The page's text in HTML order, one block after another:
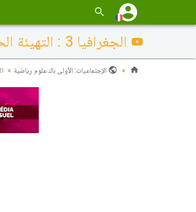
الجغرافيا 3 : التهيئة الحضرية والريفية – أزمة المدينة والريف وأشكال التدخل (المفاهيم)
الإجتماعيات: الأولى باك علوم رياضية